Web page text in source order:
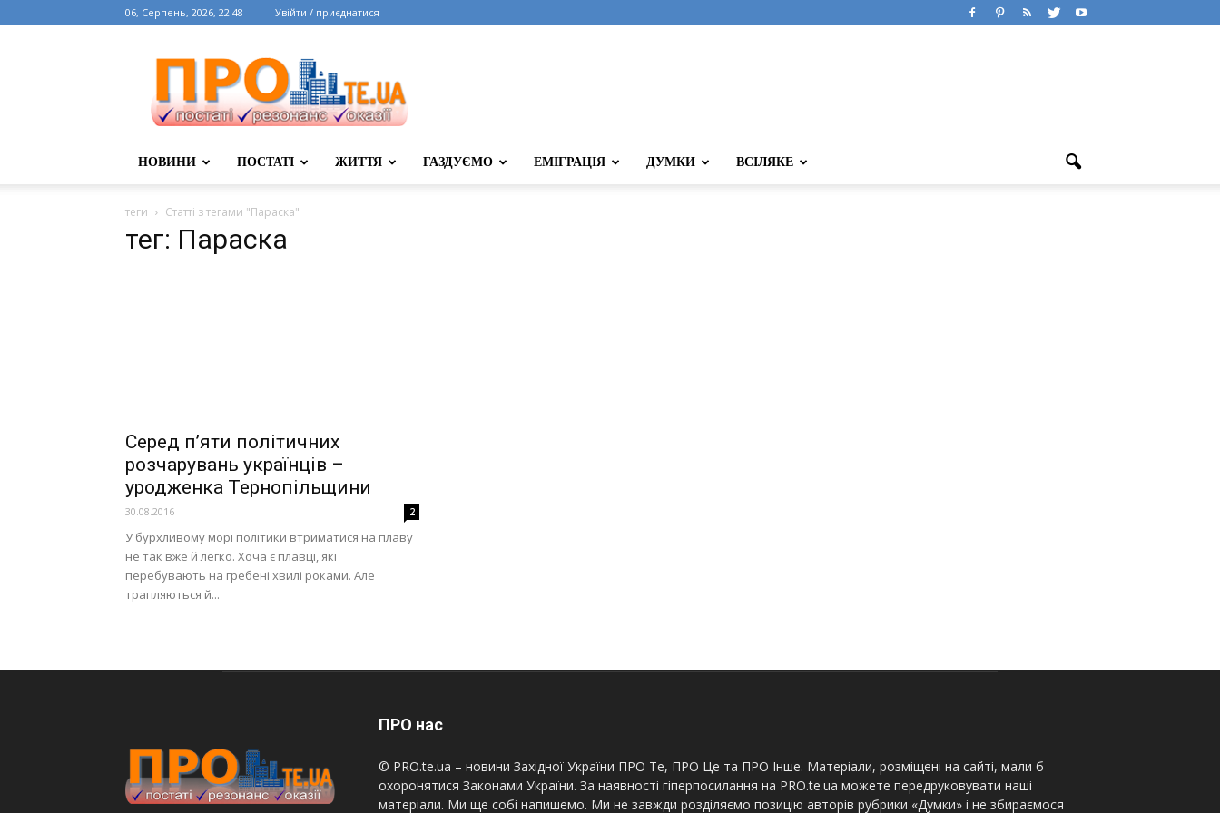
06, Серпень, 2026, 22:48 Увійти / приєднатися
НОВИНИ ПОСТАТІ ЖИТТЯ ГАЗДУЄМО ЕМІГРАЦІЯ ДУМКИ ВСІЛЯКЕ
теги Статті з тегами "Параска"
тег: Параска
Серед п’яти політичних
розчарувань українців –
уродженка Тернопільщини
30.08.2016 2
У бурхливому морі політики втриматися на плаву
не так вже й легко. Хоча є плавці, які
перебувають на гребені хвилі роками. Але
трапляються й...
ПРО нас
© PRO.te.ua – новини Західної України ПРО Те, ПРО Це та ПРО Інше. Матеріали, розміщені на сайті, мали б
охоронятися Законами України. За наявності гіперпосилання на PRO.te.ua можете передруковувати наші
матеріали. Ми ще собі напишемо. Ми не завжди розділяємо позицію авторів рубрики «Думки» і не збираємося